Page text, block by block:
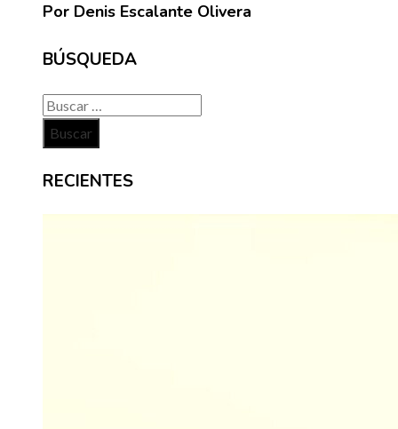
Por Denis Escalante Olivera
BÚSQUEDA
Buscar:
RECIENTES